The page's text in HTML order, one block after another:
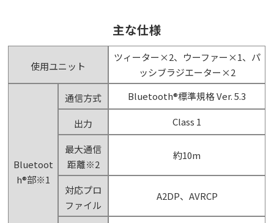
主な仕様
使用ユニット
ツィーター×2、ウーファー×1、パ
ッシブラジエーター×2
Bluetoot
h®部※1
通信方式 Bluetooth®標準規格 Ver. 5.3
出力 Class 1
最大通信
距離※2
約10m
対応プロ
ファイル
A2DP、AVRCP